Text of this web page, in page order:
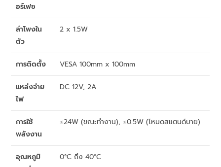
อร์เฟซ
ลำโพงใน
ตัว
2 x 1.5W
การติดตั้ง VESA 100mm x 100mm
แหล่งจ่าย
ไฟ
DC 12V, 2A
การใช้
พลังงาน
≤24W (ขณะทำงาน), ≤0.5W (โหมดสแตนด์บาย)
อุณหภูมิ
0°C ถึง 40°C